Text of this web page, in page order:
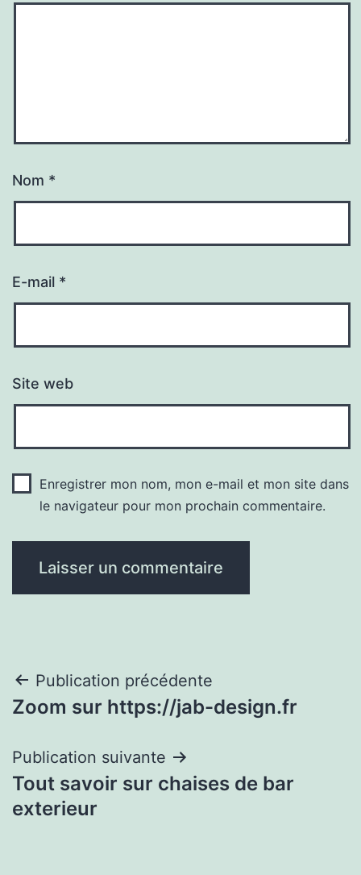
Nom *
E-mail *
Site web
Enregistrer mon nom, mon e-mail et mon site dans
le navigateur pour mon prochain commentaire.
Navigation
de
l’article
Publication précédente
Zoom sur https://jab-design.fr
Publication suivante
Tout savoir sur chaises de bar
exterieur